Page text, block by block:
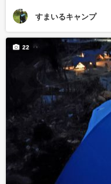
すまいるキャンプ
22